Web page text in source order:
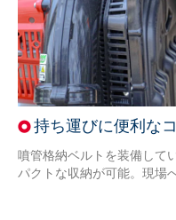
持ち運びに便利な
噴管格納ベルトを装備して
パクトな収納が可能。現場